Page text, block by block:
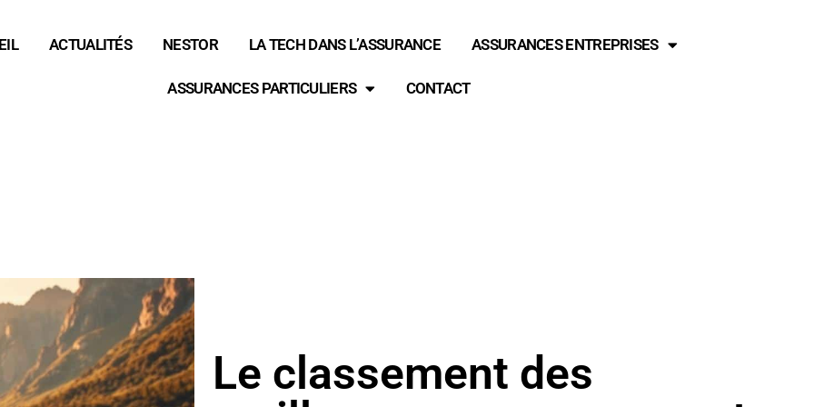
ACTUALITÉS NESTOR LA TECH DANS L’ASSURANCE ASSURANCES ENTREPRISES
ASSURANCES PARTICULIERS CONTACT
Le classement des